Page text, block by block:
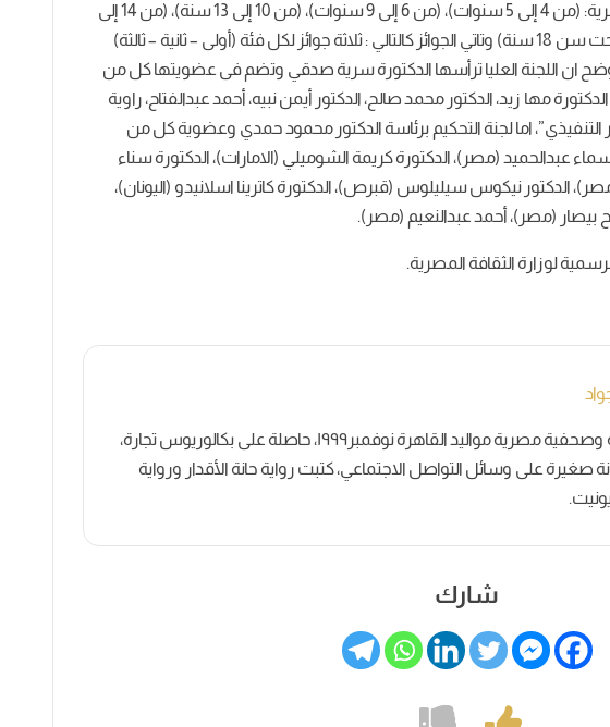
البينالي تشمل العديد من الفئات العمرية: (من 4 إلى 5 سنوات)، (من 6 إلى 9 سنوات)، (من 10 إلى 13 سنة)، (من 14 إلى
18 سنة)، (الأطفال من ذوي الهمم تحت سن 18 سنة) وتاتي الجوائز كالتالي : ثلاثة جوائز لكل فئة (أولى – ثانية – ثالثة)
ان اللجنة العليا ترأسها الدكتورة سرية صدقي وتضم فى عضويتها كل من
مها زيد، الدكتور محمد صالح، الدكتور أيمن نبيه، أحمد عبدالفتاح، راوية
التنفيذي”، اما لجنة التحكيم برئاسة الدكتور محمود حمدي وعضوية كل من
عبدالحميد (مصر)، الدكتورة كريمة الشوميلي (الامارات)، الدكتورة سناء
الدكتور نيكوس سيليلوس (قبرص)، الدكتورة كاترينا اسلانيدو (اليونان)،
بيصار (مصر)، أحمد عبدالنعيم (مصر).
لوزارة الثقافة المصرية.
كاتبة روائية وصحفية مصرية مواليد القاهرة نوفمبر١٩٩٩، حاصلة على بكالوريوس تجارة،
صغيرة على وسائل التواصل الاجتماعي، كتبت رواية حانة الأقدار ورواية
شارك